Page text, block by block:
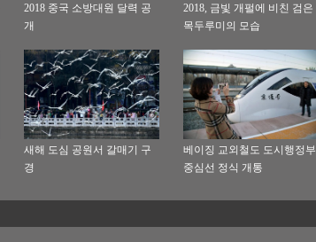
2018 중국 소방대원 달력 공
개
2018, 금빛 개펄에 비친 검은
목두루미의 모습
새해 도심 공원서 갈매기 구
경
베이징 교외철도 도시행정부
중심선 정식 개통